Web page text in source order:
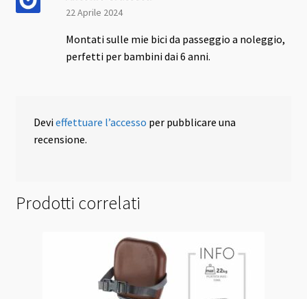
22 Aprile 2024
Montati sulle mie bici da passeggio a noleggio,
perfetti per bambini dai 6 anni.
Devieffettuare l’accesso per pubblicare una
recensione.
Prodotti correlati